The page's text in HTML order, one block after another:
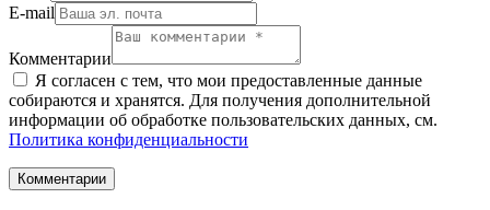
E-mail
Комментарии
Я согласен с тем, что мои предоставленные данные
собираются и хранятся. Для получения дополнительной
информации об обработке пользовательских данных, см.
Политика конфиденциальности